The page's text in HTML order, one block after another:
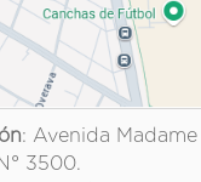
: Avenida Madame
3500.